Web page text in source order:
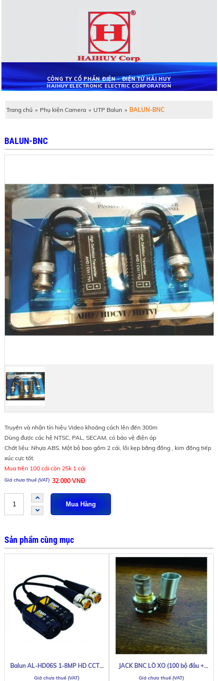
CÔNG TY CỔ PHẦN ĐIỆN - ĐIỆN TỬ HẢI HUY
HAIHUY ELECTRONIC ELECTRIC CORPORATION
Trang chủ » Phụ kiện Camera » UTP Balun » BALUN-BNC
BALUN-BNC
Truyền và nhận tín hiệu Video khoảng cách lên đến 300m
Dùng được các hệ NTSC, PAL, SECAM, có bảo vệ điện áp
Chất liệu: Nhựa ABS. Một bộ bao gồm 2 cái, lõi kẹp bằng đồng , kim đồng tiếp
xúc cực tốt.
Mua trên 100 cái còn 25k 1 cái
32.000 VNĐ
Sản phẩm cùng mục
Balun AL-HD06S 1-8MP HD CCTV
Camera
JACK BNC LÒ XO (100 bộ đầu +
đuôi)